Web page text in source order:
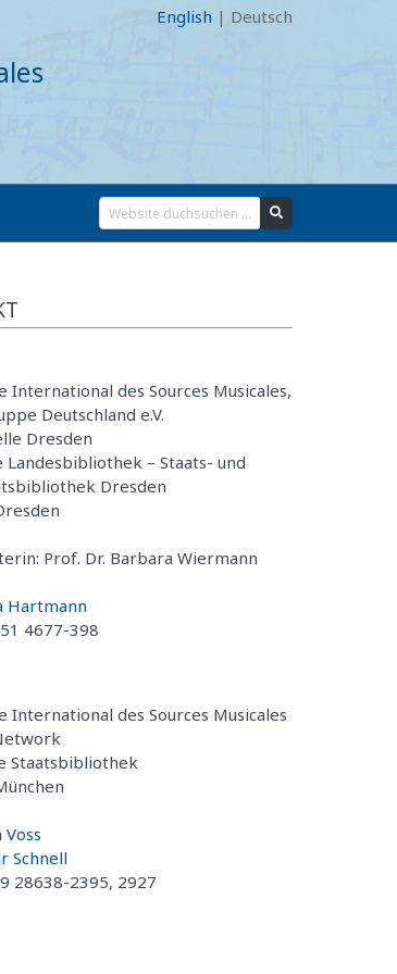
English | Deutsch
International des Sources Musicales,
Deutschland e.V.
Dresden
Landesbibliothek – Staats- und
Dresden
Prof. Dr. Barbara Wiermann
Hartmann
4677-398
International des Sources Musicales
Staatsbibliothek
Voss
Schnell
28638-2395, 2927